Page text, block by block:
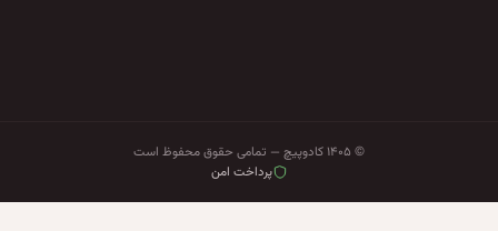
© ۱۴۰۵ کادوپیچ — تمامی حقوق محفوظ است
پرداخت امن